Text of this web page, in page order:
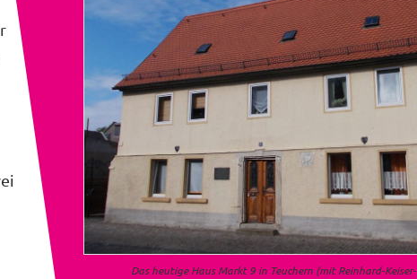
Das heutige Haus Markt 9 in Teuchern (mit Reinhard-Keiser-